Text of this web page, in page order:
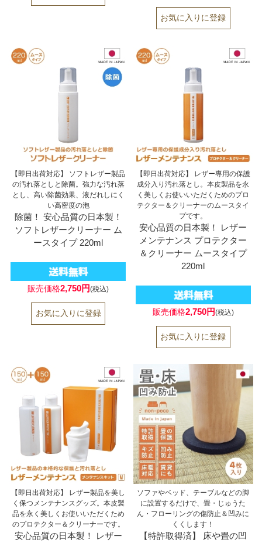
【即日出荷対応】 ソフトレザー製品
の汚れ落としと除菌。強力な汚れ落
とし、高い除菌効果、液だれしにく
い高密度の泡
除菌！ 安心品質の日本製！
ソフトレザークリーナー ム
ースタイプ 220ml
販売価格2,750円(税込)
【即日出荷対応】 レザー専用の保護
成分入り汚れ落とし。本皮製品を永
く美しくお使いいただくためのプロ
テクター＆クリーナーのムースタイ
プです。
安心品質の日本製！ レザー
メンテナンス プロテクター
＆クリーナー ムースタイプ
220ml
販売価格2,750円(税込)
【即日出荷対応】 レザー製品を美し
く保つメンテナンスグッズ。本皮製
品を永く美しくお使いいただくため
のプロテクター＆クリーナーです。
安心品質の日本製！ レザー
ソファやベッド、テーブルなどの脚
に設置するだけで、畳・じゅうた
ん・フローリングの傷防止＆凹みに
くくします！
【特許取得済】 床や畳の凹